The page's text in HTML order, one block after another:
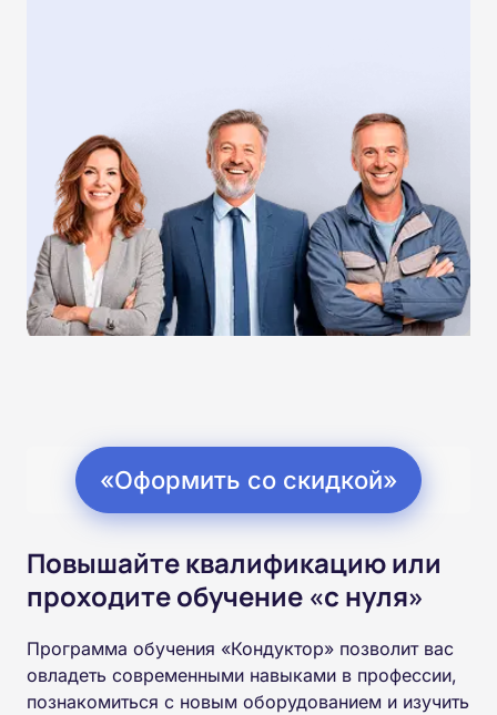
«Оформить со скидкой»
Повышайте квалификацию или
проходите обучение «с нуля»
Программа обучения «Кондуктор» позволит вас
овладеть современными навыками в профессии,
познакомиться с новым оборудованием и изучить